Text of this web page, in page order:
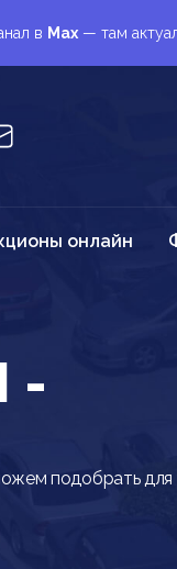
в Max — там
онлайн
-
подобрать для